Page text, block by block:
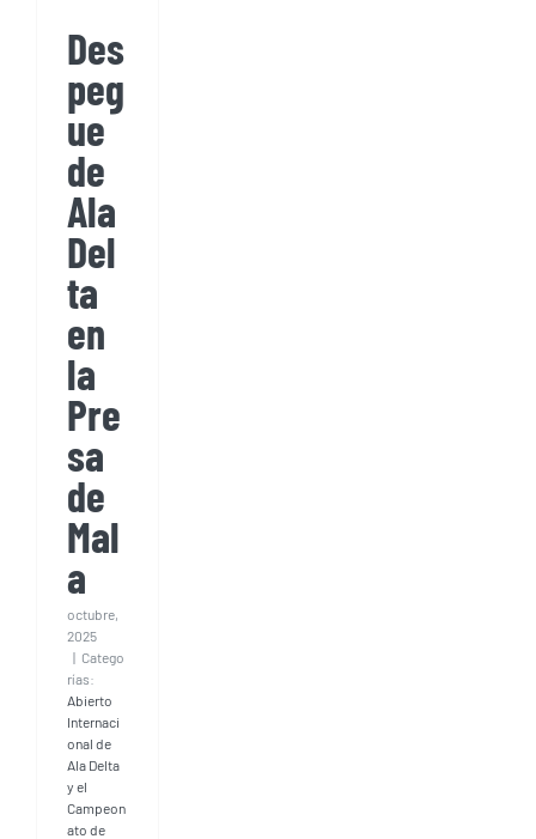
Des
peg
ue
de
Ala
Del
ta
en
la
Pre
sa
de
Mal
a
octubre,
2025
| Catego
rías:
Abierto
Internaci
onal de
Ala Delta
y el
Campeon
ato de